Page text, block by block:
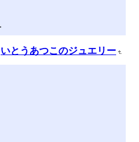
いとうあつこのジュエリー